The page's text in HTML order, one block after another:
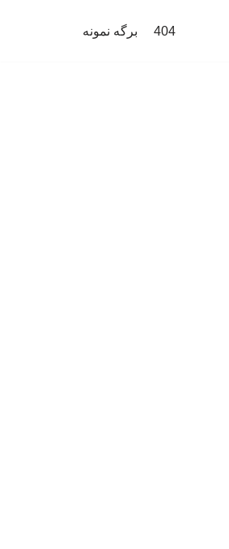
404 برگه نمونه